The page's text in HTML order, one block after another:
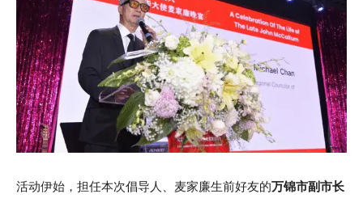
活动伊始，担任本次倡导人、麦家廉生前好友的万锦市副市长